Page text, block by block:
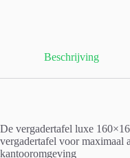
Beschrijving
De vergadertafel luxe
vergadertafel voor maximaal
kantooromgeving